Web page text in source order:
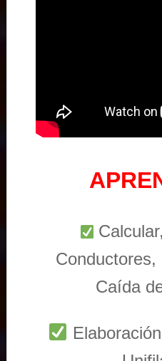
Conductores,
Caída